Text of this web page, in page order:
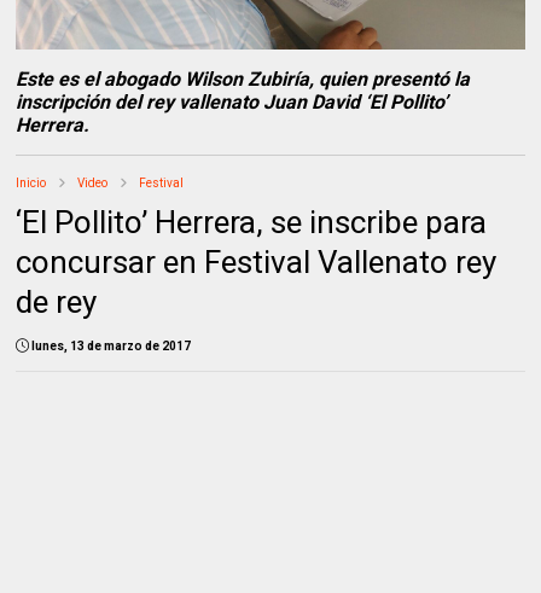
Este es el abogado Wilson Zubiría, quien presentó la
inscripción del rey vallenato Juan David ‘El Pollito’
Herrera.
Inicio Video Festival
‘El Pollito’ Herrera, se inscribe para
concursar en Festival Vallenato rey
de rey
lunes, 13 de marzo de 2017